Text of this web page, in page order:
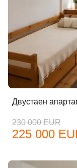
Двустаен
230 000 EUR
225 000